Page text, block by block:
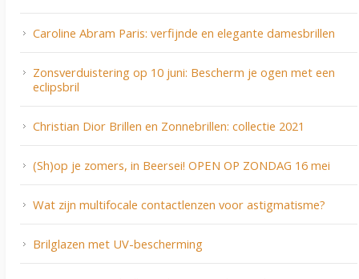
Caroline Abram Paris: verfijnde en elegante damesbrillen
Zonsverduistering op 10 juni: Bescherm je ogen met een
eclipsbril
Christian Dior Brillen en Zonnebrillen: collectie 2021
(Sh)op je zomers, in Beersei! OPEN OP ZONDAG 16 mei
Wat zijn multifocale contactlenzen voor astigmatisme?
Brilglazen met UV-bescherming